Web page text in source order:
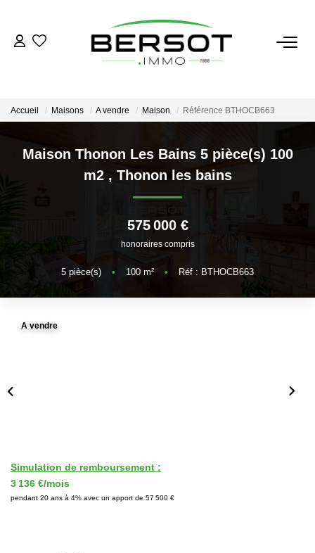
Acheter
Estimer
Vendre
Investissement
Nos Outils
LOUER
SYNDIC
Accueil Maisons A vendre Maison Référence BTHOCB663
Maison Thonon Les Bains 5 pièce(s) 100
m2 , Thonon les bains
575 000 €
honoraires compris
5 pièce(s) • 100 m² • Réf : BTHOCB663
A vendre
Simulation de remboursement :
3 136 €/mois
pendant 20 ans à 4% avec un apport de 57 500 €